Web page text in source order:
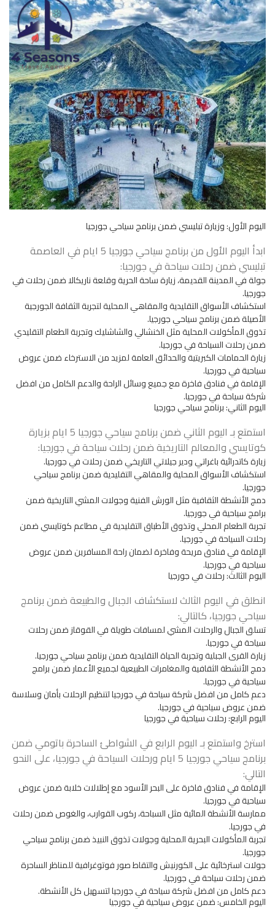
اليوم الأول: وزيارة تبليسي ضمن برنامج سياحي جورجيا
ابدأ اليوم الأول من برنامج سياحي جورجيا 5 ايام في العاصمة
تبليسي ضمن رحلات سياحة في جورجيا:
جولة في المدينة القديمة، زيارة ساحة الحرية وقلعة ناريكالا ضمن رحلات في
جورجيا.
استكشاف الأسواق التقليدية والمقاهي المحلية لتجربة الثقافة الجورجية
الأصيلة ضمن برنامج سياحي جورجيا.
تذوق المأكولات المحلية مثل الخنشالي والشاشليك وتجربة الطعام التقليدي
ضمن رحلات السياحة في جورجيا.
زيارة الحمامات الكبريتية والحدائق العامة لمزيد من الاسترخاء ضمن عروض
سياحية في جورجيا.
الإقامة في فنادق فاخرة مع جميع وسائل الراحة والدعم الكامل من افضل
شركة سياحة في جورجيا.
اليوم الثاني: برنامج سياحي جورجيا
استمتع بـ اليوم الثاني ضمن برنامج سياحي جورجيا 5 ايام بزيارة
كوتايسي والمعالم التاريخية ضمن رحلات سياحة في جورجيا:
زيارة كاتدرائية باغراتي ودير جيلاتي التاريخي ضمن رحلات في جورجيا.
استكشاف الأسواق المحلية والمقاهي التقليدية ضمنبرنامج سياحي
جورجيا.
دمج الأنشطة الثقافية مثل الورش الفنية وجولات المشي التاريخية ضمن
برامج سياحية في جورجيا.
تجربة الطعام المحلي وتذوق الأطباق التقليدية في مطاعم كوتايسي ضمن
رحلات السياحة في جورجيا.
الإقامة في فنادق مريحة وفاخرة لضمان راحة المسافرين ضمن عروض
سياحية في جورجيا.
اليوم الثالث: رحلات في جورجيا
انطلق في اليوم الثالث لاستكشاف الجبال والطبيعة ضمن برنامج
سياحي جورجيا، كالتالي:
تسلق الجبال والرحلات المشي لمسافات طويلة في القوقاز ضمن رحلات
سياحة في جورجيا.
زيارة القرى الجبلية وتجربة الحياة التقليدية ضمن برنامج سياحي جورجيا.
دمج الأنشطة الثقافية والمغامرات الطبيعية لجميع الأعمار ضمن برامج
سياحية في جورجيا.
دعم كامل من افضل شركة سياحة في جورجيا لتنظيم الرحلات بأمان وسلاسة
ضمن عروض سياحية في جورجيا.
اليوم الرابع: رحلات سياحية في جورجيا
استرخ واستمتع بـ اليوم الرابع في الشواطئ الساحرة باتومي ضمن
برنامج سياحي جورجيا 5 ايام ورحلات السياحة في جورجيا، على النحو
التالي:
الإقامة في فنادق فاخرة على البحر الأسود مع إطلالات خلابة ضمن عروض
سياحية في جورجيا.
ممارسة الأنشطة المائية مثل السباحة، ركوب القوارب، والغوص ضمن رحلات
في جورجيا.
تجربة المأكولات البحرية المحلية وجولات تذوق النبيذ ضمن برنامج سياحي
جورجيا.
جولات استرخائية على الكورنيش والتقاط صور فوتوغرافية للمناظر الساحرة
ضمن رحلات سياحة في جورجيا.
دعم كامل من افضل شركة سياحة في جورجيا لتسهيل كل الأنشطة.
اليوم الخامس: ضمن عروض سياحية في جورجيا